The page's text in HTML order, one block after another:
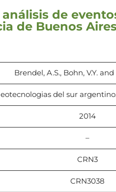
de
de Buenos
Brendel, A.S., Bohn, V.Y.
del sur
2014
–
CRN3
CRN3038